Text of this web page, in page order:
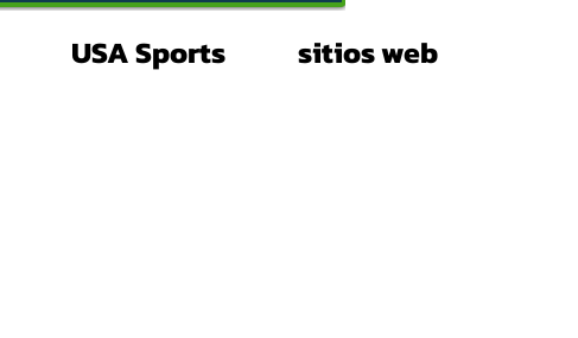
USA Sports sitios web